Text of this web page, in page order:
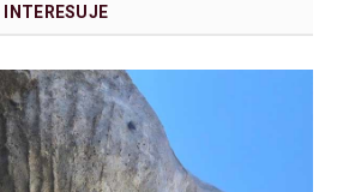
INTERESUJE